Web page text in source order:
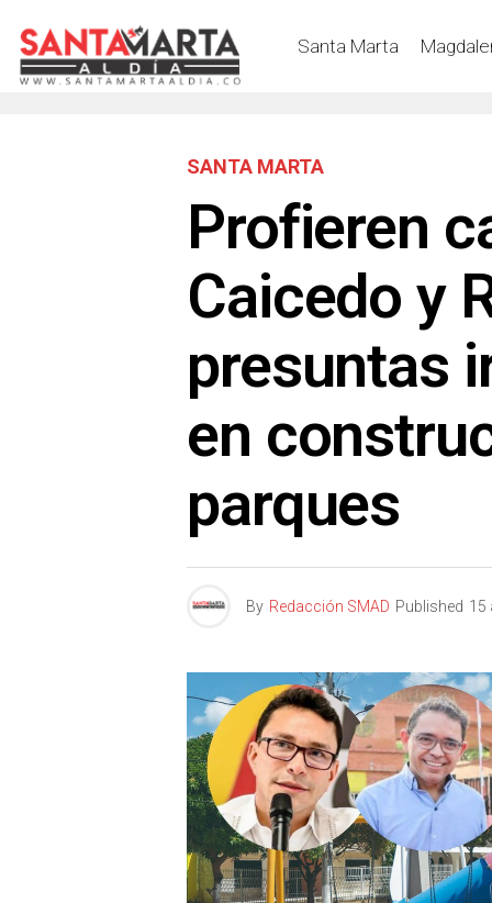
Santa Marta
SANTA MARTA
Profieren
Caicedo y
presuntas
en
parques
By Redacción SMAD Published 15